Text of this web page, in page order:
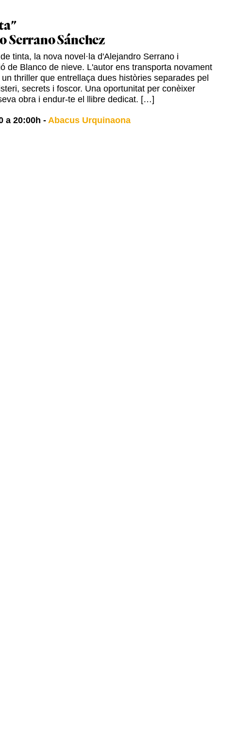
Serrano Sánchez
tinta, la nova novel·la d'Alejandro Serrano i
de Blanco de nieve. L'autor ens transporta novament
thriller que entrellaça dues històries separades pel
secrets i foscor. Una oportunitat per conèixer
obra i endur-te el llibre dedicat. […]
a 20:00h - Abacus Urquinaona